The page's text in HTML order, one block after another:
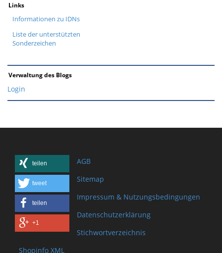
Links
Informationen zu IDNs
Liste der unterstützten
Sonderzeichen
Verwaltung des Blogs
Login
teilen
tweet
teilen
+1
AGB
Sitemap
Impressum & Nutzungsbedingungen
Datenschutzerklärung
Stichwortverzeichnis
Shopinfo XML